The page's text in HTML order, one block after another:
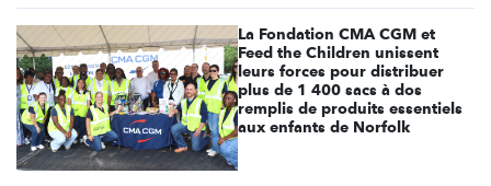
La Fondation CMA CGM et
Feed the Children unissent
leurs forces pour distribuer
plus de 1 400 sacs à dos
remplis de produits essentiels
aux enfants de Norfolk